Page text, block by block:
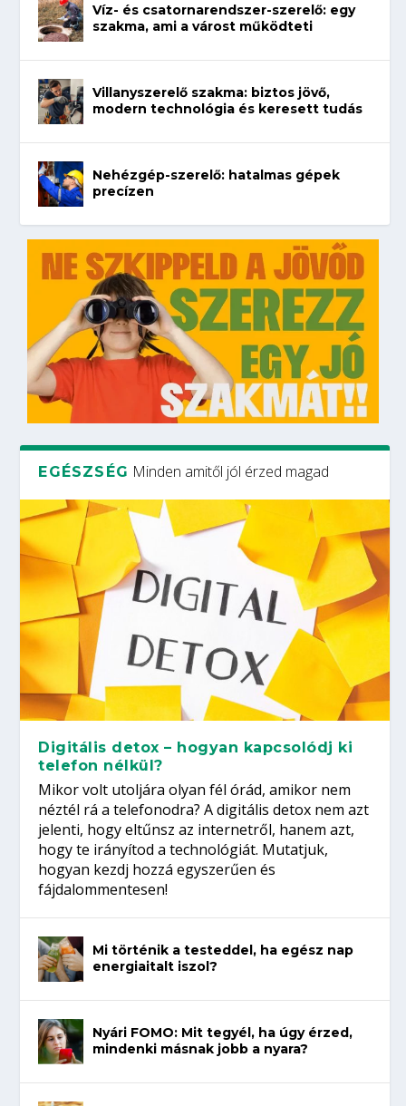
Víz- és csatornarendszer-szerelő: egy
szakma, ami a várost működteti
Villanyszerelő szakma: biztos jövő,
modern technológia és keresett tudás
Nehézgép-szerelő: hatalmas gépek
precízen
EGÉSZSÉG Minden amitől jól érzed magad
Digitális detox – hogyan kapcsolódj ki
telefon nélkül?
Mikor volt utoljára olyan fél órád, amikor nem
néztél rá a telefonodra? A digitális detox nem azt
jelenti, hogy eltűnsz az internetről, hanem azt,
hogy te irányítod a technológiát. Mutatjuk,
hogyan kezdj hozzá egyszerűen és
fájdalommentesen!
Mi történik a testeddel, ha egész nap
energiaitalt iszol?
Nyári FOMO: Mit tegyél, ha úgy érzed,
mindenki másnak jobb a nyara?